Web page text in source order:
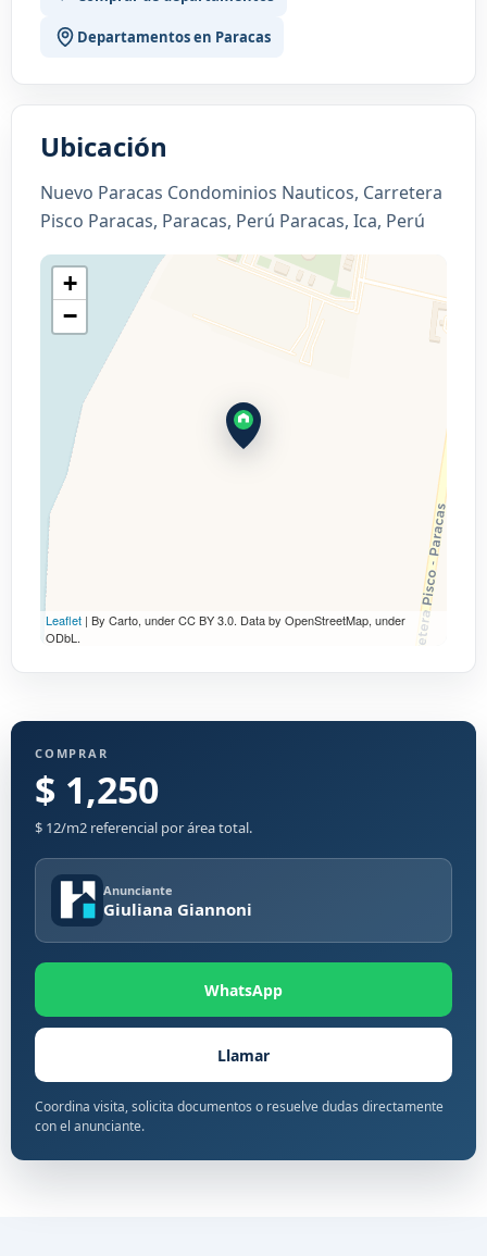
Departamentos en Paracas
Ubicación
Nuevo Paracas Condominios Nauticos, Carretera
Pisco Paracas, Paracas, Perú Paracas, Ica, Perú
+
−
Leaflet | By Carto, under CC BY 3.0. Data by OpenStreetMap, under
ODbL.
COMPRAR
$ 1,250
$ 12/m2 referencial por área total.
Anunciante
Giuliana Giannoni
WhatsApp
Llamar
Coordina visita, solicita documentos o resuelve dudas directamente
con el anunciante.